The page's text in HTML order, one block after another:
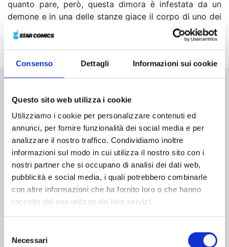
Consenso Dettagli Informazioni sui cookie
Questo sito web utilizza i cookie
Utilizziamo i cookie per personalizzare contenuti ed
annunci, per fornire funzionalità dei social media e per
analizzare il nostro traffico. Condividiamo inoltre
informazioni sul modo in cui utilizza il nostro sito con i
nostri partner che si occupano di analisi dei dati web,
pubblicità e social media, i quali potrebbero combinarle
con altre informazioni che ha fornito loro o che hanno
raccolto dal suo utilizzo dei loro servizi.
delNecessari
quanto pare, però, questa dimora è infestata da un
demone e in una delle stanze giace il corpo di uno dei
proprietari dell’immobile, la musicista di una famosa
band...
Altri volumi della serie